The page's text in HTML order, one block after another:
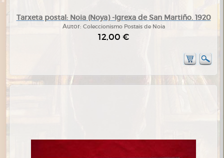
Tarxeta postal: Noia (Noya) -Igrexa de San Martiño. 1920
Autor: Coleccionismo Postais de Noia
12,00 €